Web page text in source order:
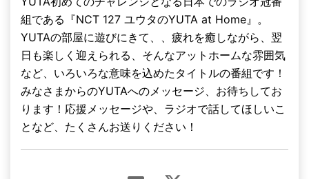
組である『NCT 127 ユウタのYUTA at Home』。
YUTAの部屋に遊びにきて、、疲れを癒しながら、翌
日も楽しく迎えられる、そんなアットホームな雰囲気
など、いろいろな意味を込めたタイトルの番組です！
みなさまからのYUTAへのメッセージ、お待ちしてお
ります！応援メッセージや、ラジオで話してほしいこ
となど、たくさんお送りください！